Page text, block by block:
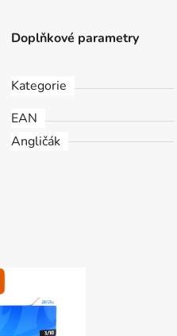
Doplňkové parametry
Kategorie
EAN
Angličák